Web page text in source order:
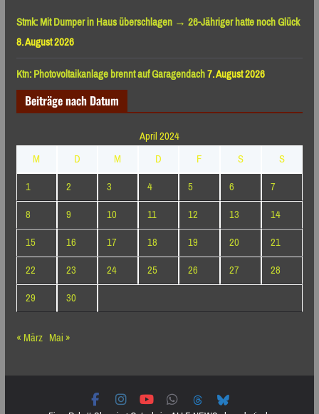
Stmk: Mit Dumper in Haus überschlagen → 26-Jähriger hatte noch Glück
8. August 2026
Ktn: Photovoltaikanlage brennt auf Garagendach7. August 2026
Beiträge nach Datum
April 2024
M
D M D F S
S
1
2 3 4 5 6
7
8
9 10 11 12 13
14
15
16 17 18 19 20
21
22
23 24 25 26 27
28
29
30
« März Mai »